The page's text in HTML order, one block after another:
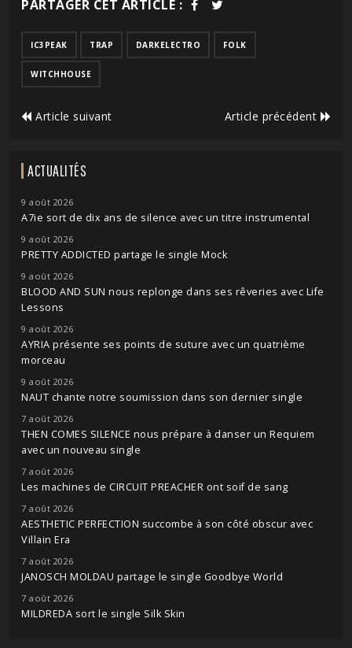
PARTAGER CET ARTICLE :
IC3PEAK TRAP DARKELECTRO FOLK
WITCHHOUSE
Article suivant Article précédent
ACTUALITÉS
9 août 2026
A7ie sort de dix ans de silence avec un titre instrumental
9 août 2026
PRETTY ADDICTED partage le single Mock
9 août 2026
BLOOD AND SUN nous replonge dans ses rêveries avec Life
Lessons
9 août 2026
AYRIA présente ses points de suture avec un quatrième
morceau
9 août 2026
NAUT chante notre soumission dans son dernier single
7 août 2026
THEN COMES SILENCE nous prépare à danser un Requiem
avec un nouveau single
7 août 2026
Les machines de CIRCUIT PREACHER ont soif de sang
7 août 2026
AESTHETIC PERFECTION succombe à son côté obscur avec
Villain Era
7 août 2026
JANOSCH MOLDAU partage le single Goodbye World
7 août 2026
MILDREDA sort le single Silk Skin